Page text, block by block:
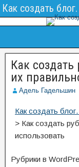
Как создать
Как
их
Адель Гадельшин
Как создать
> Как создать
использовать
Рубрики в